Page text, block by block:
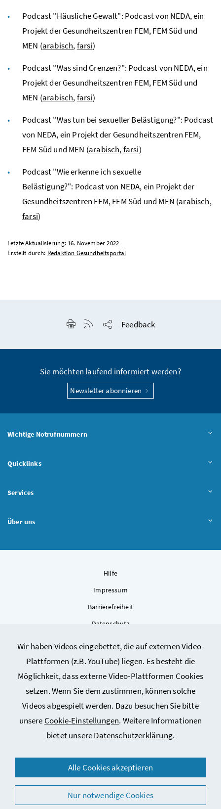
Wir haben Videos eingebettet, die auf externen Video-
Plattformen (z.B. YouTube) liegen. Es besteht die
Möglichkeit, dass externe Video-Plattformen Cookies
setzen. Wenn Sie dem zustimmen, können solche
Videos abgespielt werden. Dazu besuchen Sie bitte
unsere Cookie-Einstellungen. Weitere Informationen
bietet unsereDatenschutzerklärung.
Alle Cookies akzeptieren
Nur notwendige Cookies
Podcast "Häusliche Gewalt": Podcast von NEDA, ein
Projekt der Gesundheitszentren FEM, FEM Süd und
MEN (arabisch,farsi)
Podcast "Was sind Grenzen?": Podcast von NEDA, ein
Projekt der Gesundheitszentren FEM, FEM Süd und
MEN (arabisch,farsi)
Podcast "Was tun bei sexueller Belästigung?": Podcast
von NEDA, ein Projekt der Gesundheitszentren FEM,
FEM Süd und MEN (arabisch,farsi)
Podcast "Wie erkenne ich sexuelle
Belästigung?": Podcast von NEDA, ein Projekt der
Gesundheitszentren FEM, FEM Süd und MEN (arabisch,
farsi)
Letzte Aktualisierung: 16. November 2022
Erstellt durch: Redaktion Gesundheitsportal
Seite drucken
RSS-Feed anzeigen
Feedback
Sie möchten laufend informiert werden?
Newsletter abonnieren
Wichtige Notrufnummern
Quicklinks
Services
Über uns
Hilfe
Impressum
Barrierefreiheit
Datenschutz
Sitemap
Cookie-Einstellungen
© 2026 Bundesministerium für Arbeit, Soziales, Gesundheit,
Pflege und Konsumentenschutz